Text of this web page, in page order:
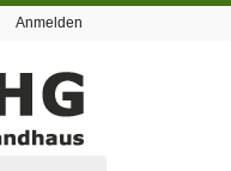
Anmelden